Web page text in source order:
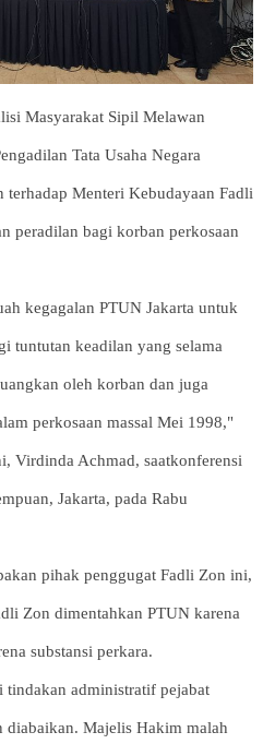
Masyarakat Sipil Melawan
Tata Usaha Negara
terhadap Menteri Kebudayaan Fadli
peradilan bagi korban perkosaan
kegagalan PTUN Jakarta untuk
tuntutan keadilan yang selama
oleh korban dan juga
perkosaan massal Mei 1998,"
Virdinda Achmad, saatkonferensi
Jakarta, pada Rabu
pihak penggugat Fadli Zon ini,
Zon dimentahkan PTUN karena
substansi perkara.
tindakan administratif pejabat
diabaikan. Majelis Hakim malah